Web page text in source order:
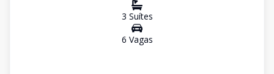
3 Suítes
6 Vagas